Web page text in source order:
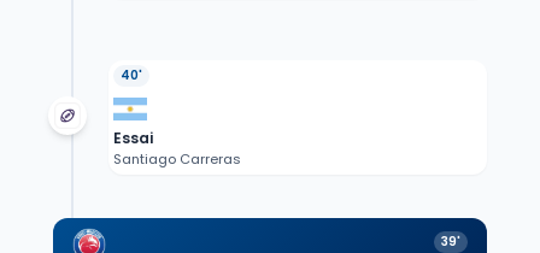
40'
Essai
Santiago Carreras
39'